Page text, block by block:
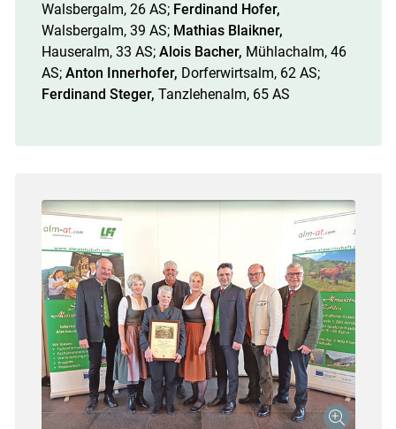
Walsbergalm, 26 AS; Ferdinand Hofer,
Walsbergalm, 39 AS; Mathias Blaikner,
Hauseralm, 33 AS; Alois Bacher, Mühlachalm, 46
AS; Anton Innerhofer, Dorferwirtsalm, 62 AS;
Ferdinand Steger, Tanzlehenalm, 65 AS